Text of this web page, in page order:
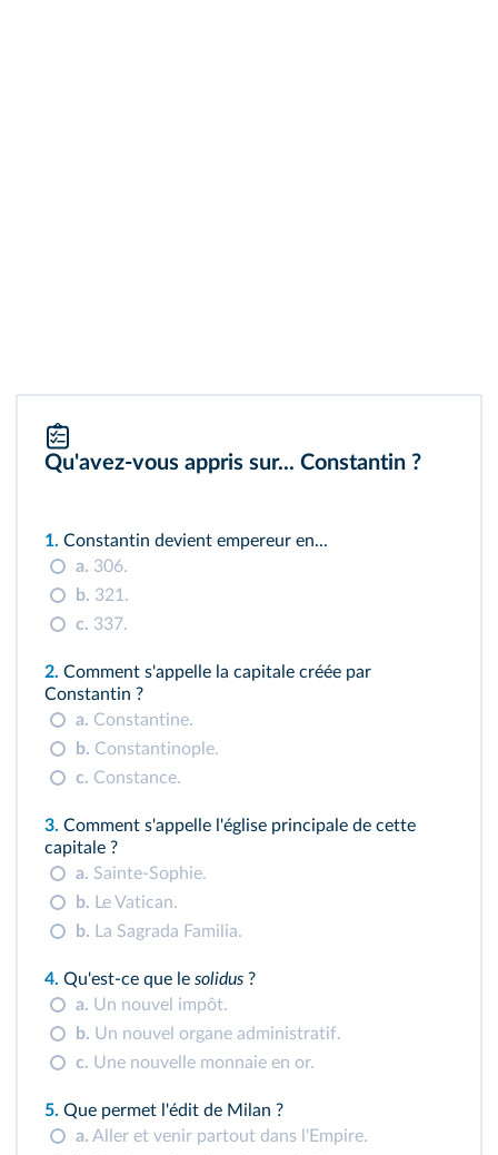
Qu'avez‑vous appris sur... Constantin ?
1. Constantin devient empereur en...
a. 306.
b. 321.
c. 337.
2. Comment s'appelle la capitale créée par
Constantin ?
a. Constantine.
b. Constantinople.
c. Constance.
3. Comment s'appelle l'église principale de cette
capitale ?
a. Sainte‑Sophie.
b. Le Vatican.
b. La Sagrada Familia.
4. Qu'est‑ce que le solidus ?
a. Un nouvel impôt.
b. Un nouvel organe administratif.
c. Une nouvelle monnaie en or.
5. Que permet l'édit de Milan ?
a. Aller et venir partout dans l'Empire.